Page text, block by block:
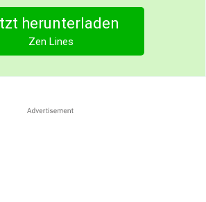
herunterladen
Zen Lines